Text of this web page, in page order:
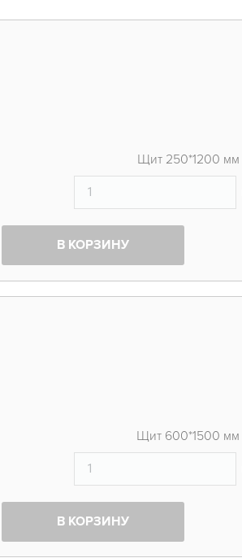
Щит 250*1200 мм
В КОРЗИНУ
Щит 600*1500 мм
В КОРЗИНУ